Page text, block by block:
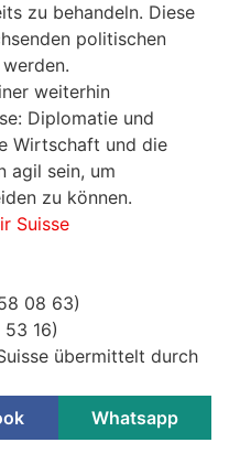
zu behandeln. Diese
politischen
weiterhin
Diplomatie und
Wirtschaft und die
agil sein, um
zu können.
Suisse
08 63)
16)
übermittelt durch
Whatsapp